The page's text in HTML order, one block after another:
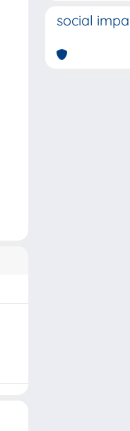
social